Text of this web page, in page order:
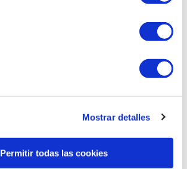
Mostrar detalles
Permitir todas las cookies